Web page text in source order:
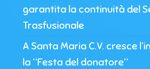
garantita la continuità del
Trasfusionale
A Santa Maria C.V. cresce
la “Festa del donatore”